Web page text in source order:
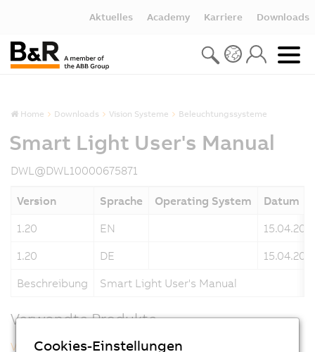
Aktuelles Academy Karriere Downloads
Home Downloads Vision Systeme Beleuchtungssysteme
Smart Light User's Manual
DWL@DWL10000675871
Version Sprache Operating System
Datum
1.20
EN
1.20
DE
Beschreibung
Smart Light User's Manual
Verwandte Produkte
VSLB11300.54DP-000
VSLB11800.54DP-000
Cookies-Einstellungen